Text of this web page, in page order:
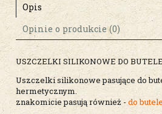
Opis
Opinie o produkcie (0)
USZCZELKI SILIKONOWE DO
Uszczelki silikonowe pasujące do
hermetycznym.
znakomicie pasują również -do